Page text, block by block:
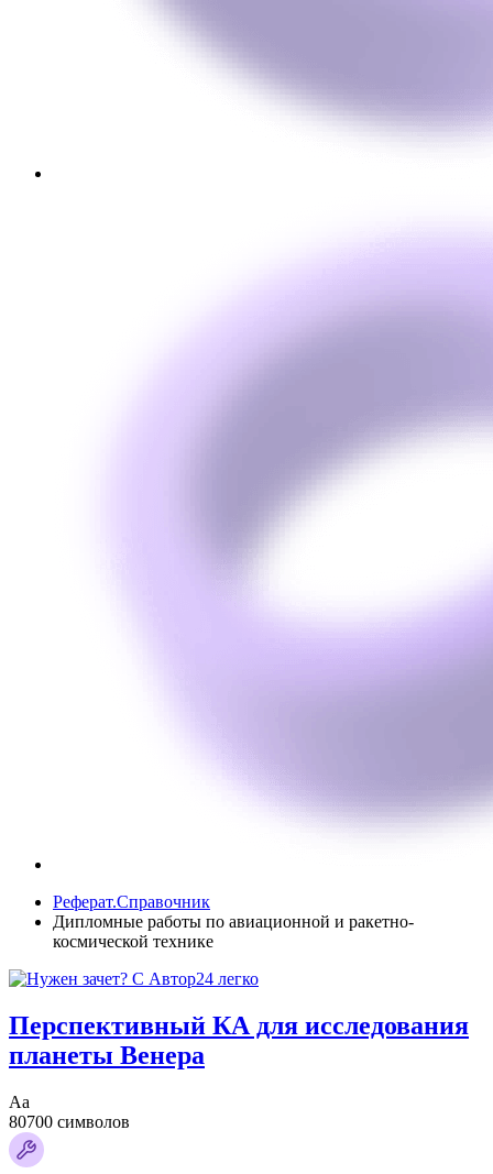
Реферат.Справочник
Дипломные работы по авиационной и ракетно-
космической технике
Перспективный КА для исследования
планеты Венера
Аа
80700 символов